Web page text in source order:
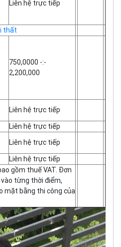
Liên hệ trực tiếp
thất
750,0000 -:-
2,200,000
Liên hệ trực tiếp
Liên hệ trực tiếp
Liên hệ trực tiếp
Liên hệ trực tiếp
gồm thuế VAT. Đơn
từng thời điểm,
mặt bằng thi công của